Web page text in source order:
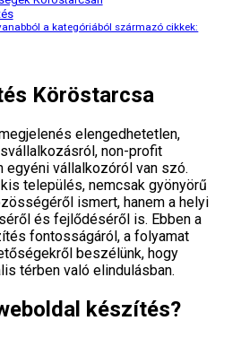
a kategóriából származó cikkek:
Köröstarcsa
elengedhetetlen,
non-profit
vállalkozóról van szó.
település, nemcsak gyönyörű
ismert, hanem a helyi
és fejlődéséről is. Ebben a
fontosságáról, a folyamat
beszélünk, hogy
térben való elindulásban.
készítés?